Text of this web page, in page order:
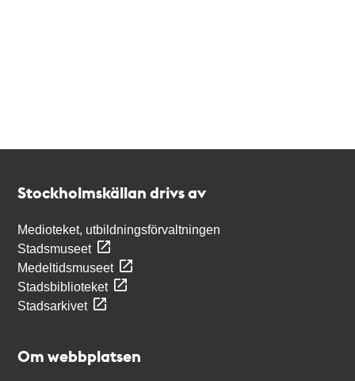
Stockholmskällan drivs av
Medioteket, utbildningsförvaltningen
Stadsmuseet
Medeltidsmuseet
Stadsbiblioteket
Stadsarkivet
Om webbplatsen